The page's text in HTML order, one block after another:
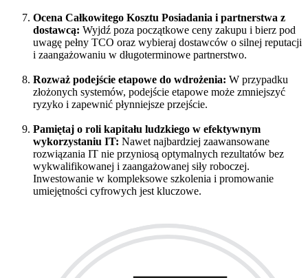
Ocena Całkowitego Kosztu Posiadania i partnerstwa z
dostawcą: Wyjdź poza początkowe ceny zakupu i bierz pod
uwagę pełny TCO oraz wybieraj dostawców o silnej reputacji
i zaangażowaniu w długoterminowe partnerstwo.
Rozważ podejście etapowe do wdrożenia: W przypadku
złożonych systemów, podejście etapowe może zmniejszyć
ryzyko i zapewnić płynniejsze przejście.
Pamiętaj o roli kapitału ludzkiego w efektywnym
wykorzystaniu IT: Nawet najbardziej zaawansowane
rozwiązania IT nie przyniosą optymalnych rezultatów bez
wykwalifikowanej i zaangażowanej siły roboczej.
Inwestowanie w kompleksowe szkolenia i promowanie
umiejętności cyfrowych jest kluczowe.